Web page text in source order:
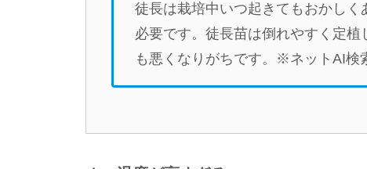
徒長は栽培中いつ起きてもおかし
必要です。徒長苗は倒れやすく定
も悪くなりがちです。※ネットAI検